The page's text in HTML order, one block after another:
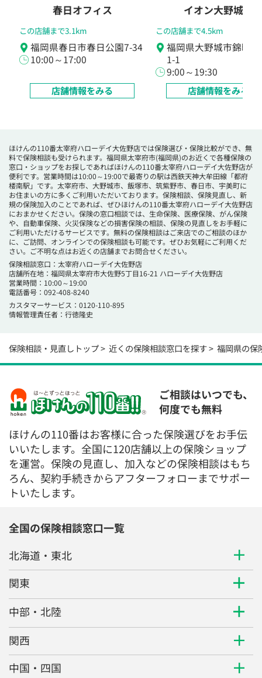
春日オフィス
この店舗まで3.1km
福岡県春日市春日公園7-34
10:00～17:00
店舗情報をみる
イオン大野城店
この店舗まで4.5km
福岡県大野城市錦町4
1-1
9:00～19:30
店舗情報をみる
ほけんの110番太宰府ハローデイ大佐野店では保険選び・保険比較ができ、無
料で保険相談も受けられます。福岡県太宰府市(福岡県)のお近くで各種保険の
窓口・ショップをお探しであればほけんの110番太宰府ハローデイ大佐野店が
便利です。営業時間は10:00～19:00で最寄りの駅は西鉄天神大牟田線「都府
楼南駅」です。太宰府市、大野城市、飯塚市、筑紫野市、春日市、宇美町に
お住まいの方に多くご利用いただいております。保険相談、保険見直し、新
規の保険加入のことであれば、ぜひほけんの110番太宰府ハローデイ大佐野店
におまかせください。保険の窓口相談では、生命保険、医療保険、がん保険
や、自動車保険、火災保険などの損害保険の相談、保険の見直しをお手軽に
ご利用いただけるサービスです。無料の保険相談はご来店でのご相談のほか
に、ご訪問、オンラインでの保険相談も可能です。ぜひお気軽にご利用くだ
さい。ご不明な点はお近くの店舗までお問合せください。
保険相談窓口：太宰府ハローデイ大佐野店
店舗所在地：福岡県太宰府市大佐野5丁目16-21 ハローデイ大佐野店
営業時間：10:00～19:00
電話番号：092-408-8240
カスタマーサービス：0120-110-895
情報管理責任者：行徳隆史
保険相談・見直しトップ 近くの保険相談窓口を探す 福岡県の保
ご相談はいつでも、
何度でも無料
ほけんの110番はお客様に合った保険選びをお手伝
いいたします。全国に120店舗以上の保険ショップ
を運営。保険の見直し、加入などの保険相談はもち
ろん、契約手続きからアフターフォローまでサポー
トいたします。
全国の保険相談窓口一覧
北海道・東北
関東
中部・北陸
関西
中国・四国